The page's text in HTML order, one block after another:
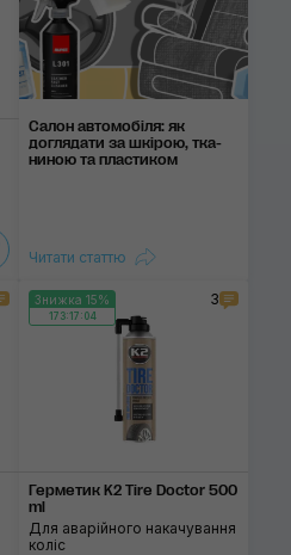
Салон автомобіля: як
догляда­ти за шкі­рою, тка­
ни­ною та пла­сти­ком
Читати статтю
Знижка 15%
173:17:03
3
Герметик K2 Tire Doctor 500
ml
Для аварійного накачування
коліс